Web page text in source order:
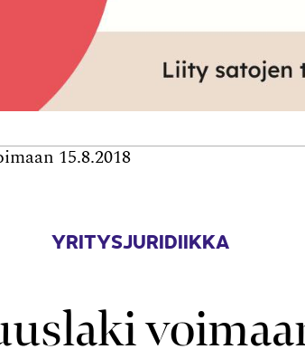
15.8.2018
YRITYSJURIDIIKKA